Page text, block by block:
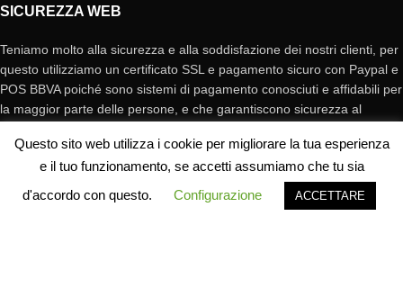
SICUREZZA WEB
Teniamo molto alla sicurezza e alla soddisfazione dei nostri clienti, per
questo utilizziamo un certificato SSL e pagamento sicuro con Paypal e
POS BBVA poiché sono sistemi di pagamento conosciuti e affidabili per
la maggior parte delle persone, e che garantiscono sicurezza al
Antderground!
Questo sito web utilizza i cookie per migliorare la tua esperienza
e il tuo funzionamento, se accetti assumiamo che tu sia
d'accordo con questo.
Configurazione ACCETTARE